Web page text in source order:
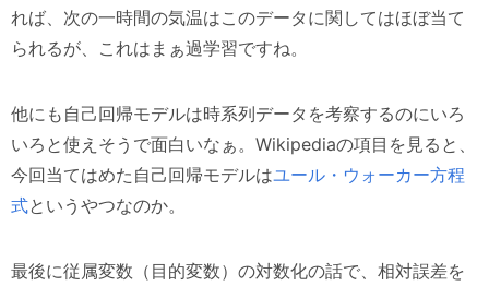
れば、次の一時間の気温はこのデータに関してはほぼ当て
られるが、これはまぁ過学習ですね。
他にも自己回帰モデルは時系列データを考察するのにいろ
いろと使えそうで面白いなぁ。Wikipediaの項目を見ると、
今回当てはめた自己回帰モデルはユール・ウォーカー方程
式というやつなのか。
最後に従属変数（目的変数）の対数化の話で、相対誤差を